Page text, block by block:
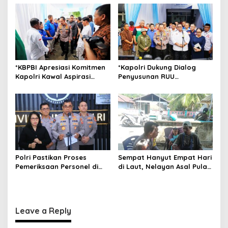
Kebersamaan Masyarakat
Kepulauan
*KBPBI Apresiasi Komitmen
Kapolri Kawal Aspirasi
Ketenagakerjaan*
*Kapolri Dukung Dialog
Penyusunan RUU
Jembatan Aspirasi Buruh*
Polri Pastikan Proses
Pemeriksaan Personel di
Sempat Hanyut Empat Hari
di Laut, Nelayan Asal Pulau
Leave a Reply